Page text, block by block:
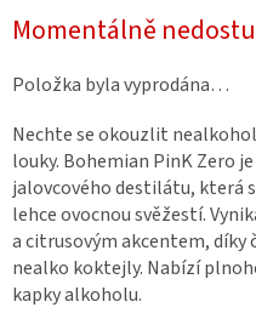
cena:
Momentálně
Položka byla vyprodána…
Nechte se okouzlit
louky. Bohemian PinK Zero
jalovcového destilátu, která
lehce ovocnou svěžestí.
a citrusovým akcentem, díky
nealko koktejly. Nabízí
kapky alkoholu.